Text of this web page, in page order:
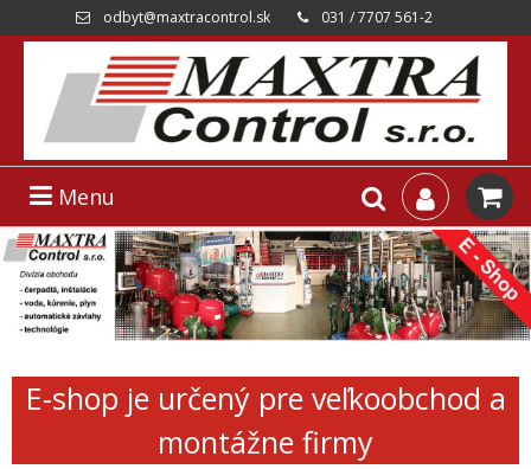
odbyt@maxtracontrol.sk 031 / 7707 561-2
Menu
E-shop je určený pre veľkoobchod a
montážne firmy